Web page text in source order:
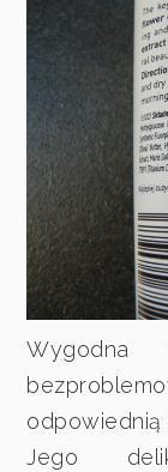
odpowiednią
Jego